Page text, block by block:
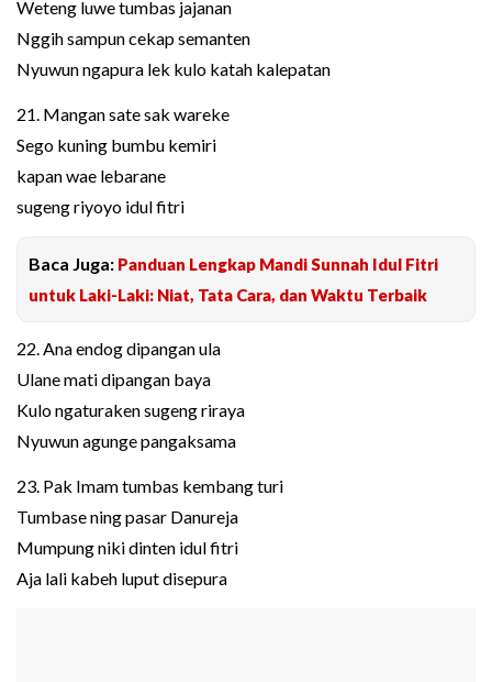
Weteng luwe tumbas jajanan
Nggih sampun cekap semanten
Nyuwun ngapura lek kulo katah kalepatan
21. Mangan sate sak wareke
Sego kuning bumbu kemiri
kapan wae lebarane
sugeng riyoyo idul fitri
Baca Juga: Panduan Lengkap Mandi Sunnah Idul Fitri
untuk Laki-Laki: Niat, Tata Cara, dan Waktu Terbaik
22. Ana endog dipangan ula
Ulane mati dipangan baya
Kulo ngaturaken sugeng riraya
Nyuwun agunge pangaksama
23. Pak Imam tumbas kembang turi
Tumbase ning pasar Danureja
Mumpung niki dinten idul fitri
Aja lali kabeh luput disepura